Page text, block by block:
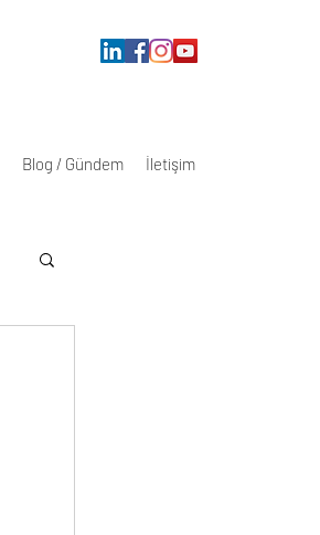
Blog / Gündem İletişim